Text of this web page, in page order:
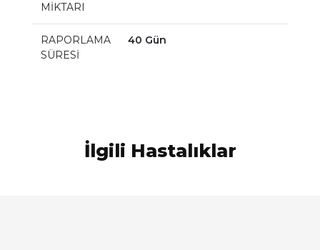
MİKTARI
RAPORLAMA
SÜRESİ
40 Gün
İlgili Hastalıklar